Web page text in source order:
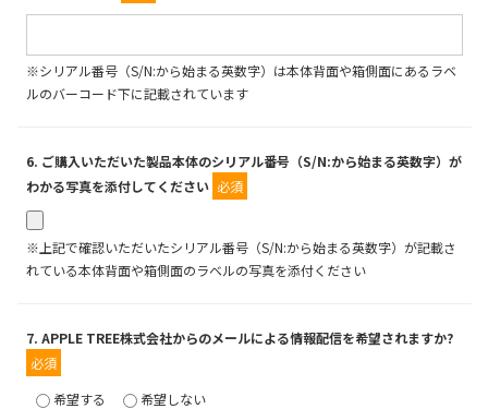
※シリアル番号（S/N:から始まる英数字）は本体背面や箱側面にあるラベ
ルのバーコード下に記載されています
6. ご購入いただいた製品本体のシリアル番号（S/N:から始まる英数字）が
わかる写真を添付してください 必須
※上記で確認いただいたシリアル番号（S/N:から始まる英数字）が記載さ
れている本体背面や箱側面のラベルの写真を添付ください
7. APPLE TREE株式会社からのメールによる情報配信を希望されますか?
必須
希望する
希望しない